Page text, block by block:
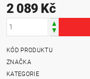
2 089 Kč
KÓD PRODUKTU
ZNAČKA
KATEGORIE